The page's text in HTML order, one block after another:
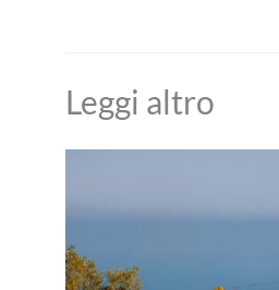
Leggi altro